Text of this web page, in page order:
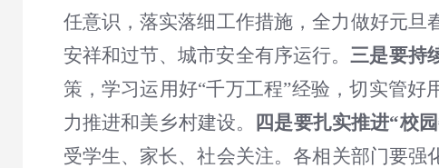
任意识，落实落细工作措施，全力做好元
安祥和过节、城市安全有序运行。三是要持
策，学习运用好“千万工程”经验，切实管好
力推进和美乡村建设。 四是要扎实推进“校
受学生、家长、社会关注。各相关部门要强